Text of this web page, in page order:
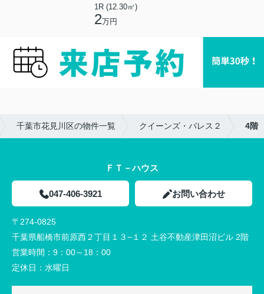
1R (12.30㎡)
2万円
千葉市花見川区の物件一覧 クイーンズ・パレス２ 4階
ＦＴ－ハウス
047-406-3921 お問い合わせ
〒274-0825
千葉県船橋市前原西２丁目１３−１２ 土谷不動産津田沼ビル 2階
営業時間： 9：00～18：00
定休日： 水曜日